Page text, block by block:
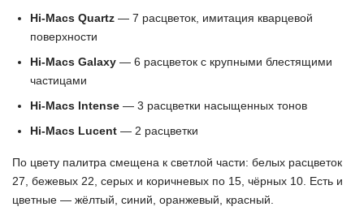
Hi-Macs Quartz — 7 расцветок, имитация кварцевой
поверхности
Hi-Macs Galaxy — 6 расцветок с крупными блестящими
частицами
Hi-Macs Intense — 3 расцветки насыщенных тонов
Hi-Macs Lucent — 2 расцветки
По цвету палитра смещена к светлой части: белых расцветок
27, бежевых 22, серых и коричневых по 15, чёрных 10. Есть и
цветные — жёлтый, синий, оранжевый, красный.